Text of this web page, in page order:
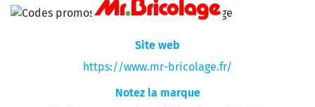
Site web
https://www.mr-bricolage.fr/
Notez la marque